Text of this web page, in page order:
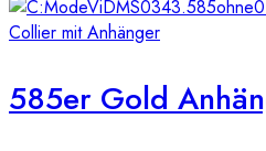
Collier mit Anhänger